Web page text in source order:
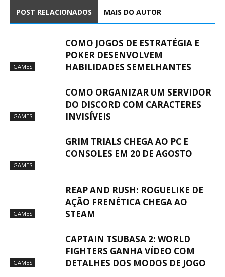
POST RELACIONADOS MAIS DO AUTOR
GAMES
COMO JOGOS DE ESTRATÉGIA E
POKER DESENVOLVEM
HABILIDADES SEMELHANTES
GAMES
COMO ORGANIZAR UM SERVIDOR
DO DISCORD COM CARACTERES
INVISÍVEIS
GAMES
GRIM TRIALS CHEGA AO PC E
CONSOLES EM 20 DE AGOSTO
GAMES
REAP AND RUSH: ROGUELIKE DE
AÇÃO FRENÉTICA CHEGA AO
STEAM
GAMES
CAPTAIN TSUBASA 2: WORLD
FIGHTERS GANHA VÍDEO COM
DETALHES DOS MODOS DE JOGO